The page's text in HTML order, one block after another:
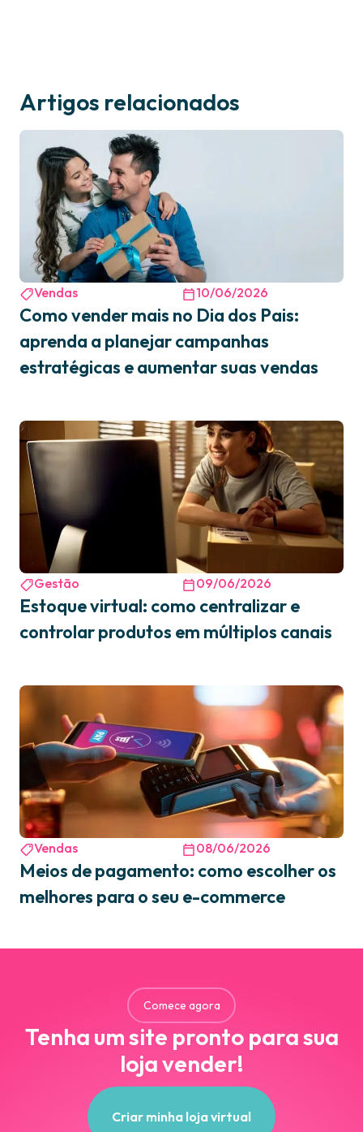
Artigos relacionados
Vendas 10/06/2026
Como vender mais no Dia dos Pais:
aprenda a planejar campanhas
estratégicas e aumentar suas vendas
Gestão 09/06/2026
Estoque virtual: como centralizar e
controlar produtos em múltiplos canais
Vendas 08/06/2026
Meios de pagamento: como escolher os
melhores para o seu e-commerce
Comece agora
Tenha um site pronto para sua
loja vender!
Criar minha loja virtual